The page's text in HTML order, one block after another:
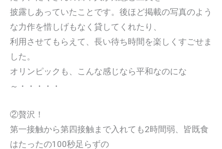
披露しあっていたことです。後ほど掲載の写真のよう
な力作を惜しげもなく貸してくれたり、
利用させてもらえて、長い待ち時間を楽しくすごせま
した。
オリンピックも、こんな感じなら平和なのにな
～・・・・・
②贅沢！
第一接触から第四接触まで入れても2時間弱、皆既食
はたったの100秒足らずの